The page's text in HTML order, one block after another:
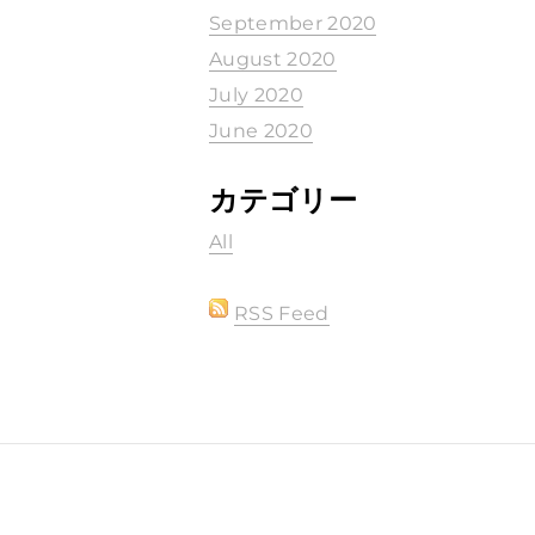
September 2020
August 2020
July 2020
June 2020
カテゴリー
All
RSS Feed